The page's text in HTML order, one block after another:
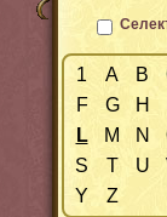
1 A B
F
G H
L
M N
S
T U
Y
Z